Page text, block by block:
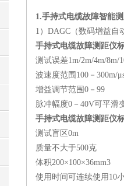
1.手持式电缆故障智能
1 ） DAGC （数码增益
手持式电缆故障测距仪
测试误差1m/2m/4m/8m/
波速度范围 100 － 300m/μ
增益调节范围 0 － 99
脉冲幅度0 － 40V可平滑
手持式电缆故障测距仪
测试盲区0m
质量不大于500克
体积200×100×36mm3
使用时间可连续使用 10